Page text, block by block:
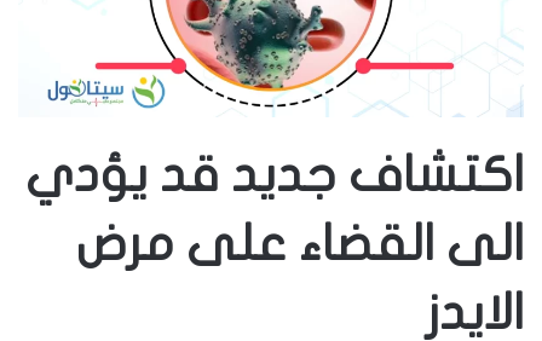
اكتشاف جديد قد يؤدي
الى القضاء على مرض
الايدز